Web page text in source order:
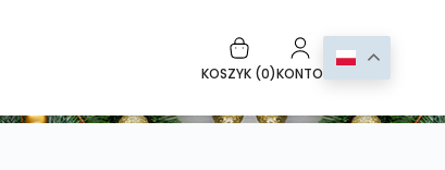
KOSZYK (0)KONTO